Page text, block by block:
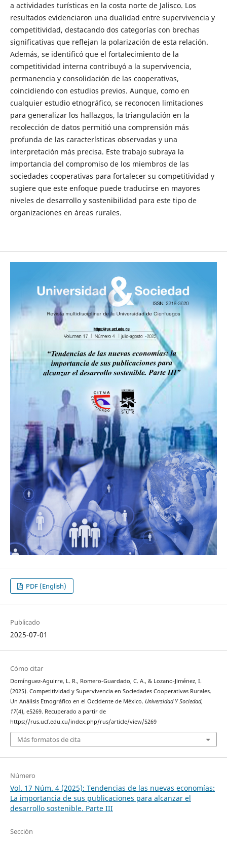
a actividades turísticas en la costa norte de Jalisco. Los
resultados evidenciaron una dualidad entre supervivencia y
competitividad, destacando dos categorías con brechas
significativas que reflejan la polarización de esta relación.
Además, se identificó que el fortalecimiento de la
competitividad interna contribuyó a la supervivencia,
permanencia y consolidación de las cooperativas,
coincidiendo con estudios previos. Aunque, como en
cualquier estudio etnográfico, se reconocen limitaciones
para generalizar los hallazgos, la triangulación en la
recolección de datos permitió una comprensión más
profunda de las características observadas y una
interpretación más precisa. Este trabajo subraya la
importancia del compromiso de los miembros de las
sociedades cooperativas para fortalecer su competitividad y
sugiere que este enfoque puede traducirse en mayores
niveles de desarrollo y sostenibilidad para este tipo de
organizaciones en áreas rurales.
PDF (English)
Publicado
2025-07-01
Cómo citar
Domínguez-Aguirre, L. R., Romero-Guardado, C. A., & Lozano-Jiménez, I.
(2025). Competitividad y Supervivencia en Sociedades Cooperativas Rurales.
Un Análisis Etnográfico en el Occidente de México. Universidad Y Sociedad,
17(4), e5269. Recuperado a partir de
https://rus.ucf.edu.cu/index.php/rus/article/view/5269
Más formatos de cita
Número
Vol. 17 Núm. 4 (2025): Tendencias de las nuevas economías:
La importancia de sus publicaciones para alcanzar el
desarrollo sostenible. Parte III
Sección